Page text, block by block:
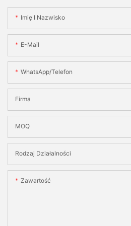
Imię I Nazwisko
E-Mail
WhatsApp/telefon
Firma
MOQ
Rodzaj Działalności
Zawartość